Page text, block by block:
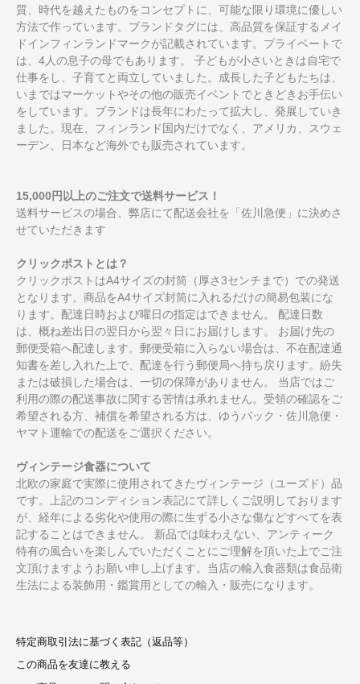
質、時代を越えたものをコンセプトに、可能な限り環境に優しい
方法で作っています。ブランドタグには、高品質を保証するメイ
ドインフィンランドマークが記載されています。プライベートで
は、4人の息子の母でもあります。 子どもが小さいときは自宅で
仕事をし、子育てと両立していました。成長した子どもたちは、
いまではマーケットやその他の販売イベントでときどきお手伝い
をしています。ブランドは長年にわたって拡大し、発展していき
ました。現在、フィンランド国内だけでなく、アメリカ、スウェ
ーデン、日本など海外でも販売されています。
15,000円以上のご注文で送料サービス！
送料サービスの場合、弊店にて配送会社を「佐川急便」に決めさ
せていただきます
クリックポストとは？
クリックポストはA4サイズの封筒（厚さ3センチまで）での発送
となります。商品をA4サイズ封筒に入れるだけの簡易包装にな
ります。配達日時および曜日の指定はできません。 配達日数
は、概ね差出日の翌日から翌々日にお届けします。 お届け先の
郵便受箱へ配達します。郵便受箱に入らない場合は、不在配達通
知書を差し入れた上で、配達を行う郵便局へ持ち戻ります。紛失
または破損した場合は、一切の保障がありません。 当店ではご
利用の際の配送事故に関する苦情は承れません。受領の確認をご
希望される方、補償を希望される方は、ゆうパック・佐川急便・
ヤマト運輸での配送をご選択ください。
ヴィンテージ食器について
北欧の家庭で実際に使用されてきたヴィンテージ（ユーズド）品
です。上記のコンディション表記にて詳しくご説明しております
が、経年による劣化や使用の際に生ずる小さな傷などすべてを表
記することはできません。 新品では味わえない、アンティーク
特有の風合いを楽しんでいただくことにご理解を頂いた上でご注
文頂けますようお願い申し上げます。当店の輸入食器類は食品衛
生法による装飾用・鑑賞用としての輸入・販売になります。
特定商取引法に基づく表記（返品等）
この商品を友達に教える